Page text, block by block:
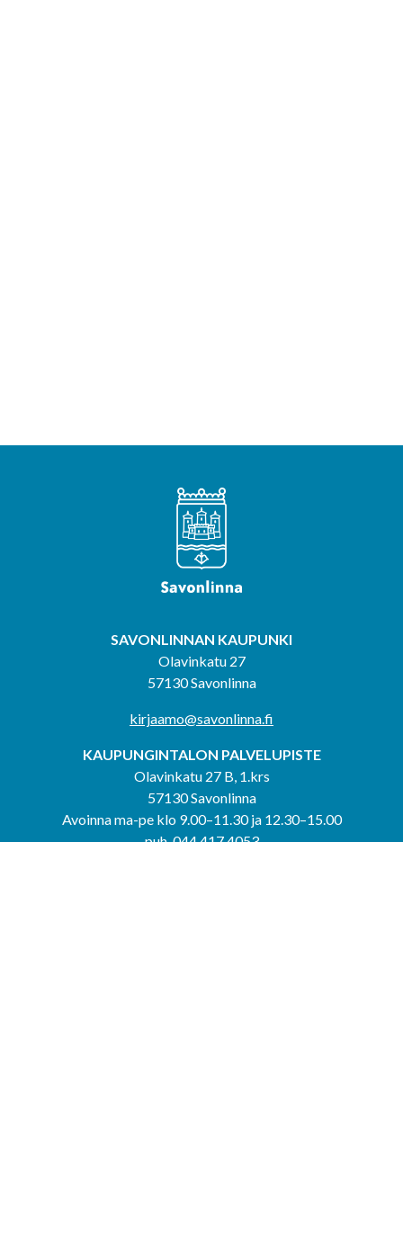
SAVONLINNAN KAUPUNKI
Olavinkatu 27
57130 Savonlinna
kirjaamo@savonlinna.fi
KAUPUNGINTALON PALVELUPISTE
Olavinkatu 27 B, 1.krs
57130 Savonlinna
Avoinna ma-pe klo 9.00–11.30 ja 12.30–15.00
puh. 044 417 4053